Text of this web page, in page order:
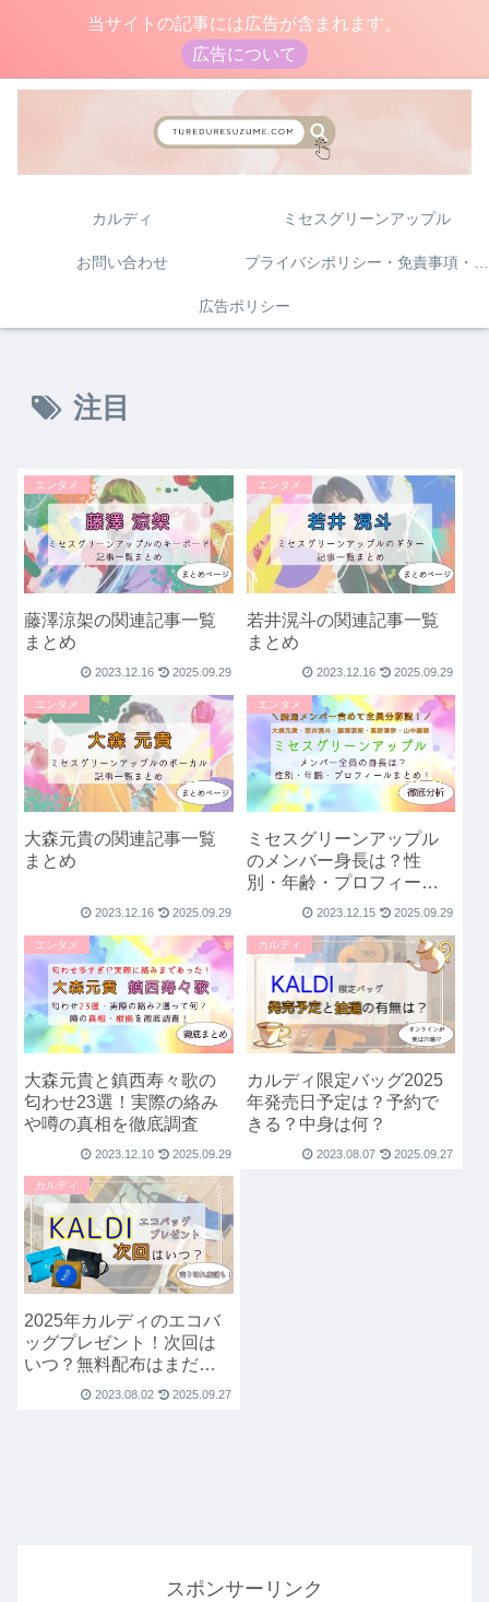
当サイトの記事には広告が含まれます。
広告について
カルディ ミセスグリーンアップル
お問い合わせ
広告ポリシー
注目
エンタメ
藤澤涼架の関連記事一覧
まとめ
2023.12.16 2025.09.29
エンタメ
若井滉斗の関連記事一覧
まとめ
2023.12.16 2025.09.29
エンタメ
大森元貴の関連記事一覧
まとめ
2023.12.16 2025.09.29
エンタメ
ミセスグリーンアップル
のメンバー身長は？性
別・年齢・プロフィール
まとめ！2023.12.15 2025.09.29
エンタメ
大森元貴と鎮西寿々歌の
匂わせ23選！実際の絡み
や噂の真相を徹底調査
2023.12.10 2025.09.29
カルディ
カルディ限定バッグ2025
年発売日予定は？予約で
きる？中身は何？
2023.08.07 2025.09.27
カルディ
2025年カルディのエコバ
ッグプレゼント！次回は
いつ？無料配布はまだあ
2023.08.02 2025.09.27
スポンサーリンク